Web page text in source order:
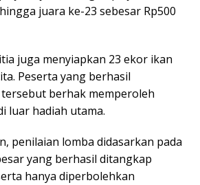
juara ke-23 sebesar Rp500
juga menyiapkan 23 ekor ikan
Peserta yang berhasil
berhak memperoleh
luar hadiah utama.
penilaian lomba didasarkan pada
yang berhasil ditangkap
hanya diperbolehkan